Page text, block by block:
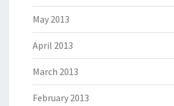
May 2013
April 2013
March 2013
February 2013